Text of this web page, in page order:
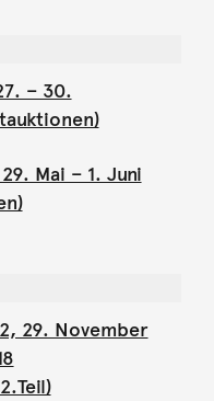
– 30.
Mai – 1. Juni
29. November